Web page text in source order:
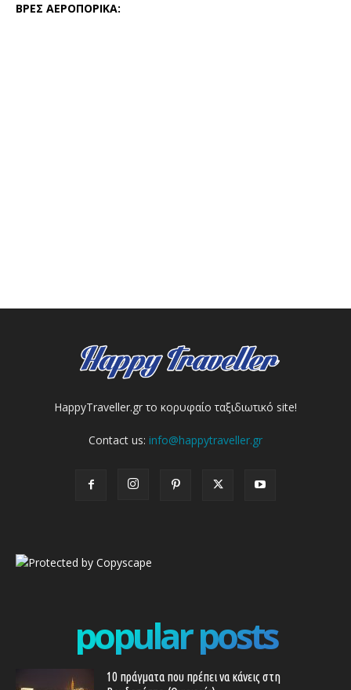
ΒΡΕΣ ΑΕΡΟΠΟΡΙΚΑ:
HappyTraveller.gr το κορυφαίο ταξιδιωτικό site!
Contact us: info@happytraveller.gr
popular posts
10 πράγματα που πρέπει να κάνεις στη